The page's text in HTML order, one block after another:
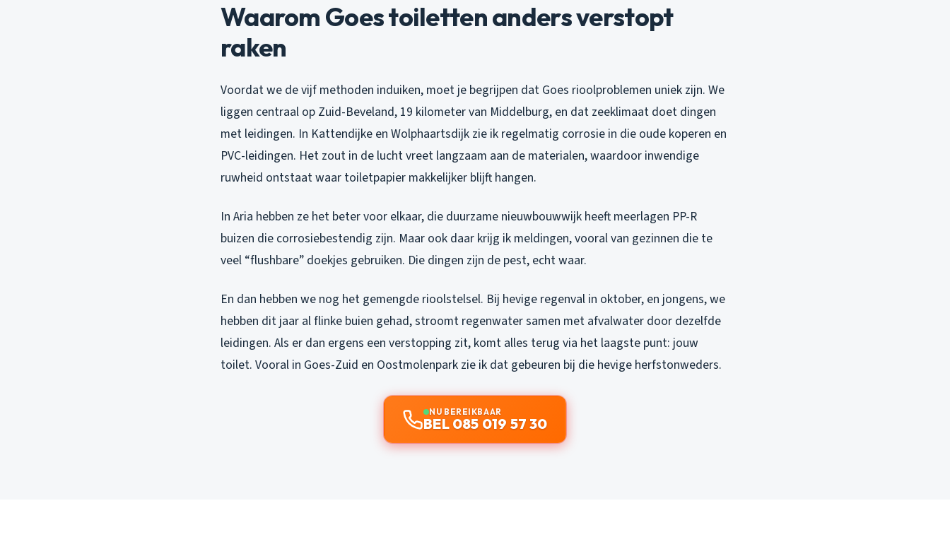
Waarom Goes toiletten anders verstopt
raken
Voordat we de vijf methoden induiken, moet je begrijpen dat Goes rioolproblemen uniek zijn. We
liggen centraal op Zuid-Beveland, 19 kilometer van Middelburg, en dat zeeklimaat doet dingen
met leidingen. In Kattendijke en Wolphaartsdijk zie ik regelmatig corrosie in die oude koperen en
PVC-leidingen. Het zout in de lucht vreet langzaam aan de materialen, waardoor inwendige
ruwheid ontstaat waar toiletpapier makkelijker blijft hangen.
In Aria hebben ze het beter voor elkaar, die duurzame nieuwbouwwijk heeft meerlagen PP-R
buizen die corrosiebestendig zijn. Maar ook daar krijg ik meldingen, vooral van gezinnen die te
veel “flushbare” doekjes gebruiken. Die dingen zijn de pest, echt waar.
En dan hebben we nog het gemengde rioolstelsel. Bij hevige regenval in oktober, en jongens, we
hebben dit jaar al flinke buien gehad, stroomt regenwater samen met afvalwater door dezelfde
leidingen. Als er dan ergens een verstopping zit, komt alles terug via het laagste punt: jouw
toilet. Vooral in Goes-Zuid en Oostmolenpark zie ik dat gebeuren bij die hevige herfstonweders.
NU BEREIKBAAR
BEL 085 019 57 30